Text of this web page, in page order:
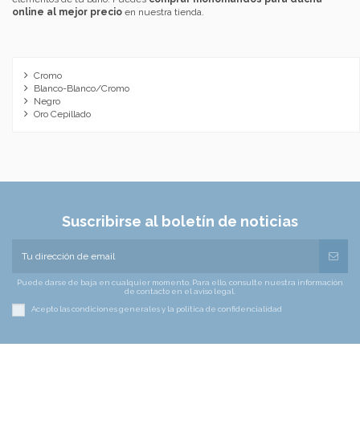
online al mejor precio en nuestra tienda.
Cromo
Blanco-Blanco/Cromo
Negro
Oro Cepillado
Suscribirse al boletín de noticias
Puede darse de baja en cualquier momento. Para ello, consulte nuestra información
de contacto en el aviso legal.
Acepto las condiciones generales y la política de confidencialidad